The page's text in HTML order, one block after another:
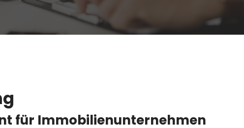
für Immobilienunternehmen